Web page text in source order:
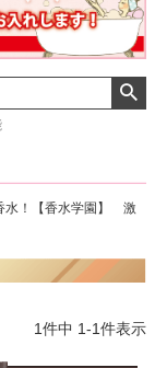
水！【香水学園】 激
1件中 1-1件表示